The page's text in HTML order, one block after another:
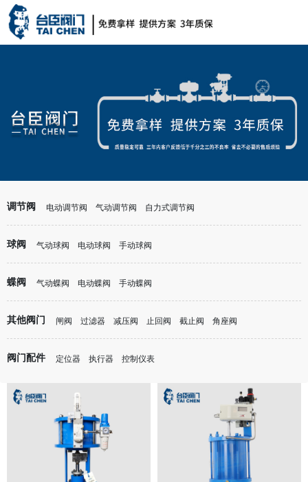
调节阀 电动调节阀 气动调节阀 自力式调节阀
球阀 气动球阀 电动球阀 手动球阀
蝶阀 气动蝶阀 电动蝶阀 手动蝶阀
其他阀门 闸阀 过滤器 减压阀 止回阀 截止阀 角座阀
阀门配件 定位器 执行器 控制仪表